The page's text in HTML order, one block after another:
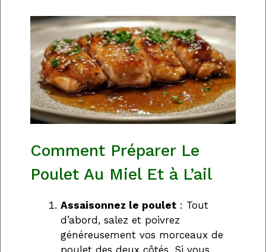
Comment Préparer Le
Poulet Au Miel Et à L’ail
Assaisonnez le poulet : Tout
d’abord, salez et poivrez
généreusement vos morceaux de